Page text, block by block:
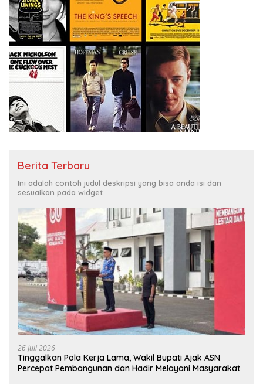
Berita Terbaru
Ini adalah contoh judul deskripsi yang bisa anda isi dan
sesuaikan pada widget
26 Juli 2026
Tinggalkan Pola Kerja Lama, Wakil Bupati Ajak ASN
Percepat Pembangunan dan Hadir Melayani Masyarakat